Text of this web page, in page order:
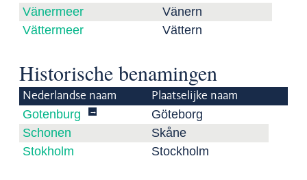
Vänermeer
Vänern
Vättermeer
Vättern
Historische benamingen
Nederlandse naam Plaatselijke naam
Gotenburg →
Göteborg
Schonen
Skåne
Stokholm
Stockholm